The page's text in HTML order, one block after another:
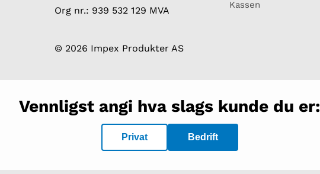
Org nr.: 939 532 129 MVA
Kassen
© 2026 Impex Produkter AS
Vennligst angi hva slags kunde du er:
Privat Bedrift